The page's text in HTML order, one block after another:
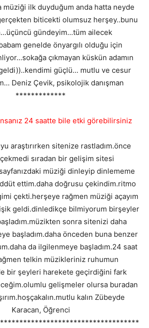
müziği ilk duyduğum anda hatta neyde
biticekti olumsuz herşey..bunu
gündeyim...tüm ailecek
genelde önyargılı olduğu için
çıkmayan küskün adamın
güçlü... mutlu ve cesur
Deniz Çevik, psikolojik danışman
*************
24 saatte bile etki görebilirsiniz
araştırırken sitenize rastladım.önce
sıradan bir gelişim sitesi
müziği dinleyip dinlememe
ettim.daha doğrusu çekindim.ritmo
çekti.herşeye rağmen müziği açayım
geldi.dinledikçe bilmiyorum birşeyler
sonra sitenizi daha
başladım.daha önceden buna benzer
da ilgilenmeye başladım.24 saat
telkin müzikleriniz ruhumun
bir şeyleri harekete geçirdiğini fark
gelişmeler olursa buradan
kalın Zübeyde
Karacan, Öğrenci